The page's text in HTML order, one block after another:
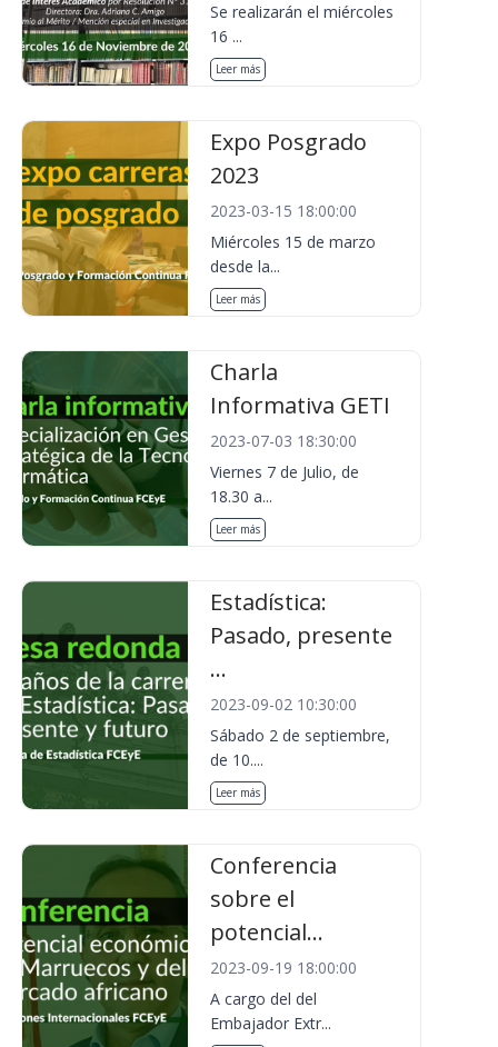
Se realizarán el miércoles
16 ...
Leer más
Expo Posgrado
2023
2023-03-15 18:00:00
Miércoles 15 de marzo
desde la...
Leer más
Charla
Informativa GETI
2023-07-03 18:30:00
Viernes 7 de Julio, de
18.30 a...
Leer más
Estadística:
Pasado, presente
...
2023-09-02 10:30:00
Sábado 2 de septiembre,
de 10....
Leer más
Conferencia
sobre el
potencial...
2023-09-19 18:00:00
A cargo del del
Embajador Extr...